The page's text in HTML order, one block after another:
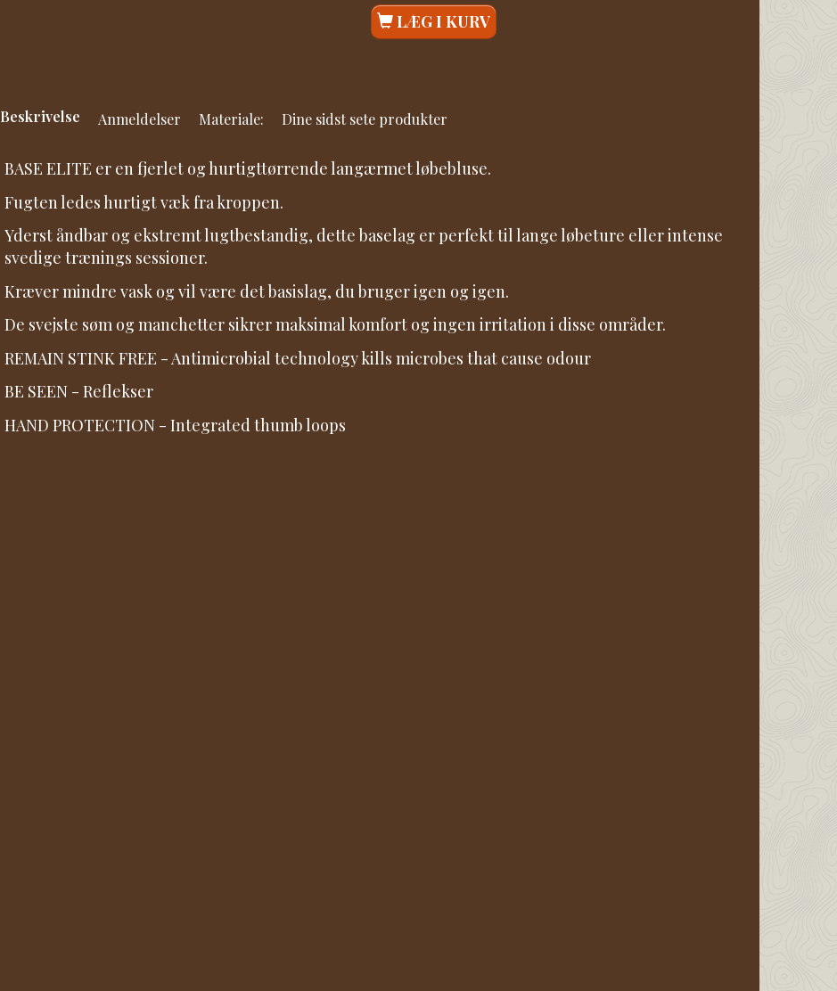
LÆG I KURV
Beskrivelse Anmeldelser Materiale: Dine sidst sete produkter
BASE ELITE er en fjerlet og hurtigttørrende langærmet løbebluse.
Fugten ledes hurtigt væk fra kroppen.
Yderst åndbar og ekstremt lugtbestandig, dette baselag er perfekt til lange løbeture eller intense
svedige trænings sessioner.
Kræver mindre vask og vil være det basislag, du bruger igen og igen.
De svejste søm og manchetter sikrer maksimal komfort og ingen irritation i disse områder.
REMAIN STINK FREE - Antimicrobial technology kills microbes that cause odour
BE SEEN - Reflekser
HAND PROTECTION - Integrated thumb loops